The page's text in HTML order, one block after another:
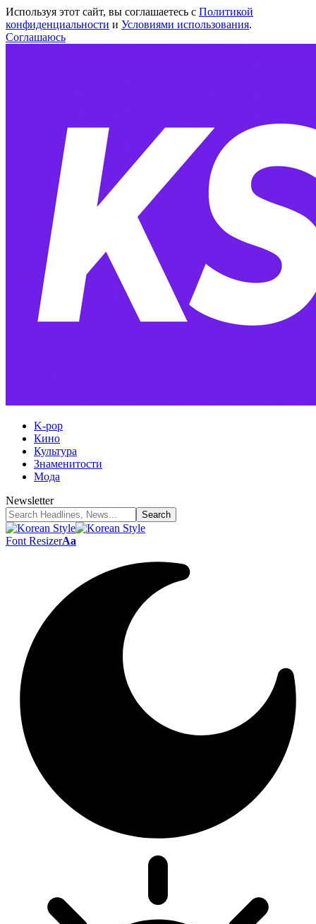
Используя этот сайт, вы соглашаетесь с Политикой
конфиденциальности и Условиями использования.
Соглашаюсь
K-pop
Кино
Культура
Знаменитости
Мода
Newsletter
Font ResizerAa